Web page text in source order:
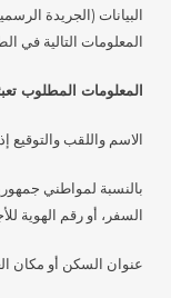
المعلومات التالية في
المعلومات المطلوب
الاسم واللقب والتوقيع
السفر، أو رقم الهوية
عنوان السكن أو مكان